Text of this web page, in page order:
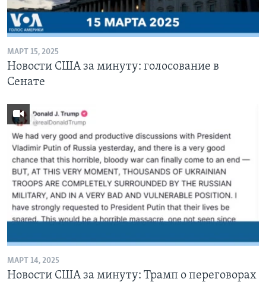
Learning English
СОЦИАЛЬНЫЕ СЕТИ
Языки
МАРТ 15, 2025
Новости США за минуту: голосование в
Сенате
МАРТ 14, 2025
Новости США за минуту: Трамп о переговорах